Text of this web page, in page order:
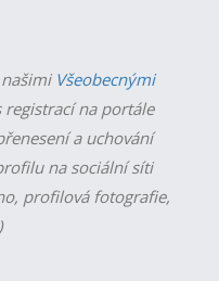
Všeobecnými
na portále
a uchování
na sociální síti
profilová fotografie,